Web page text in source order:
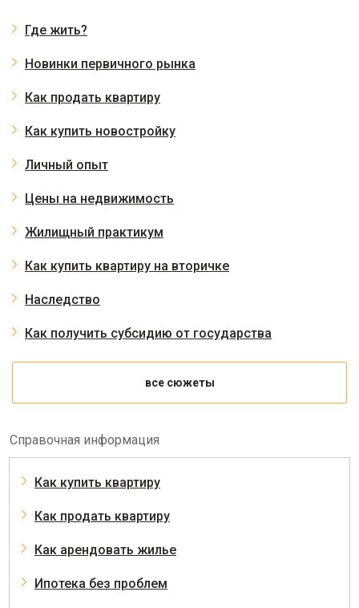
Где жить?
Новинки первичного рынка
Как продать квартиру
Как купить новостройку
Личный опыт
Цены на недвижимость
Жилищный практикум
Как купить квартиру на вторичке
Наследство
Как получить субсидию от государства
все сюжеты
Справочная информация
Как купить квартиру
Как продать квартиру
Как арендовать жилье
Ипотека без проблем